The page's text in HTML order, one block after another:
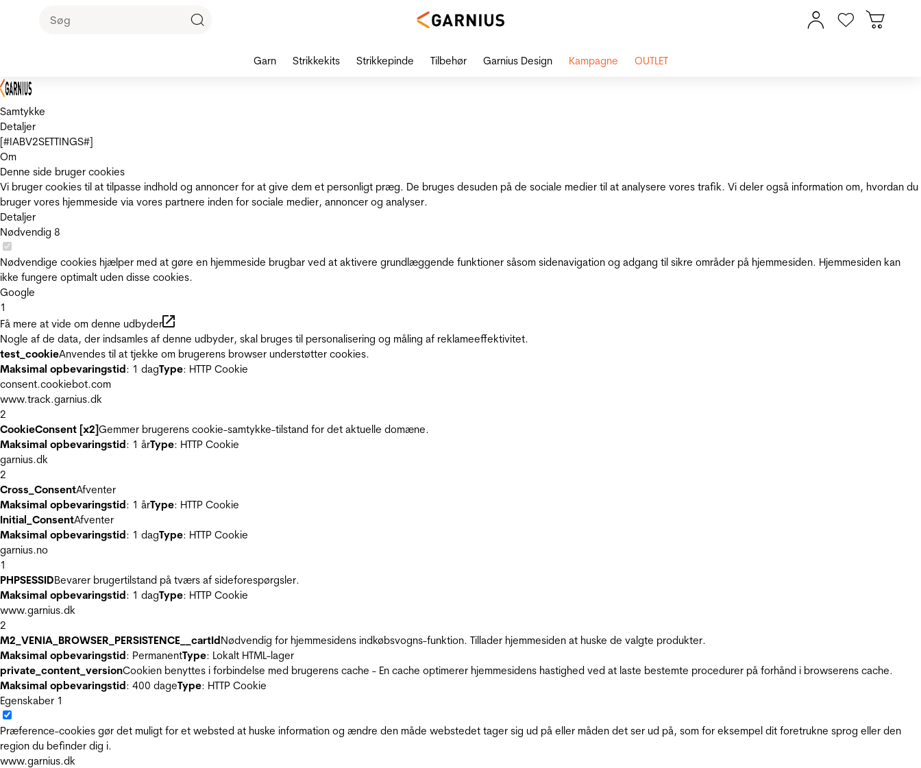
Samtykke
Detaljer
[#IABV2SETTINGS#]
Om
Denne side bruger cookies
Vi bruger cookies til at tilpasse indhold og annoncer for at give dem et personligt præg. De bruges desuden på de sociale medier til at analysere vores trafik. Vi deler også information om, hvordan du
bruger vores hjemmeside via vores partnere inden for sociale medier, annoncer og analyser.
Detaljer
Nødvendig 8
Nødvendige cookies hjælper med at gøre en hjemmeside brugbar ved at aktivere grundlæggende funktioner såsom sidenavigation og adgang til sikre områder på hjemmesiden. Hjemmesiden kan
ikke fungere optimalt uden disse cookies.
Google
1
Få mere at vide om denne udbyder
Nogle af de data, der indsamles af denne udbyder, skal bruges til personalisering og måling af reklameeffektivitet.
test_cookieAnvendes til at tjekke om brugerens browser understøtter cookies.
Maksimal opbevaringstid: 1 dagType: HTTP Cookie
consent.cookiebot.com
www.track.garnius.dk
2
CookieConsent [x2]Gemmer brugerens cookie-samtykke-tilstand for det aktuelle domæne.
Maksimal opbevaringstid: 1 årType: HTTP Cookie
garnius.dk
2
Cross_ConsentAfventer
Maksimal opbevaringstid: 1 årType: HTTP Cookie
Initial_ConsentAfventer
Maksimal opbevaringstid: 1 dagType: HTTP Cookie
garnius.no
1
PHPSESSIDBevarer brugertilstand på tværs af sideforespørgsler.
Maksimal opbevaringstid: 1 dagType: HTTP Cookie
www.garnius.dk
2
M2_VENIA_BROWSER_PERSISTENCE__cartIdNødvendig for hjemmesidens indkøbsvogns-funktion. Tillader hjemmesiden at huske de valgte produkter.
Maksimal opbevaringstid: PermanentType: Lokalt HTML-lager
private_content_versionCookien benyttes i forbindelse med brugerens cache - En cache optimerer hjemmesidens hastighed ved at laste bestemte procedurer på forhånd i browserens cache.
Maksimal opbevaringstid: 400 dageType: HTTP Cookie
Egenskaber 1
Præference-cookies gør det muligt for et websted at huske information og ændre den måde webstedet tager sig ud på eller måden det ser ud på, som for eksempel dit foretrukne sprog eller den
region du befinder dig i.
www.garnius.dk
Garn Strikkekits Strikkepinde Tilbehør Garnius Design Kampagne OUTLET